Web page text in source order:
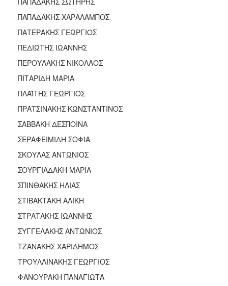
ΠΑΠΑΔΑΚΗΣ ΧΑΡΑΛΑΜΠΟΣ
ΠΑΤΕΡΑΚΗΣ ΓΕΩΡΓΙΟΣ
ΠΕΔΙΩΤΗΣ ΙΩΑΝΝΗΣ
ΠΕΡΟΥΛΑΚΗΣ ΝΙΚΟΛΑΟΣ
ΠΙΤΑΡΙΔΗ ΜΑΡΙΑ
ΠΛΑΪΤΗΣ ΓΕΩΡΓΙΟΣ
ΠΡΑΤΣΙΝΑΚΗΣ ΚΩΝΣΤΑΝΤΙΝΟΣ
ΣΑΒΒΑΚΗ ΔΕΣΠΟΙΝΑ
ΣΕΡΑΦΕΙΜΙΔΗ ΣΟΦΙΑ
ΣΚΟΥΛΑΣ ΑΝΤΩΝΙΟΣ
ΣΟΥΡΓΙΑΔΑΚΗ ΜΑΡΙΑ
ΣΠΙΝΘΑΚΗΣ ΗΛΙΑΣ
ΣΤΙΒΑΚΤΑΚΗ ΑΛΙΚΗ
ΣΤΡΑΤΑΚΗΣ ΙΩΑΝΝΗΣ
ΣΥΓΓΕΛΑΚΗΣ ΑΝΤΩΝΙΟΣ
ΤΖΑΝΑΚΗΣ ΧΑΡΙΔΗΜΟΣ
ΤΡΟΥΛΛΙΝΑΚΗΣ ΓΕΩΡΓΙΟΣ
ΦΑΝΟΥΡΑΚΗ ΠΑΝΑΓΙΩΤΑ